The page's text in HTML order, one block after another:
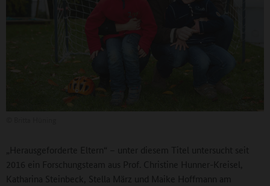
„Herausgeforderte Eltern“ – unter diesem Titel untersucht seit
2016 ein Forschungsteam aus Prof. Christine Hunner-Kreisel,
Katharina Steinbeck, Stella März und Maike Hoffmann am